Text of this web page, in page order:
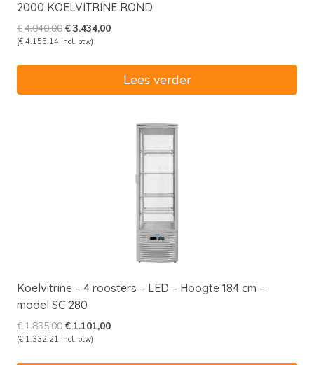
2000 KOELVITRINE ROND
€4.040,00Oorspronkelijke
prijs
€3.434,00Huidige
€3.434,00.
(€ 4.155,14 incl. btw)
Lees verder
Koelvitrine – 4 roosters – LED – Hoogte 184 cm –
model SC 280
€1.835,00Oorspronkelijke
prijs
€ 1.101,00Huidige
(€ 1.332,21 incl. btw)